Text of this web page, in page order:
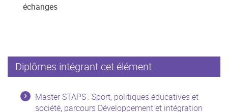
échanges
Diplômes intégrant cet élément
Master STAPS : Sport, politiques éducatives et
société, parcours Développement et intégration